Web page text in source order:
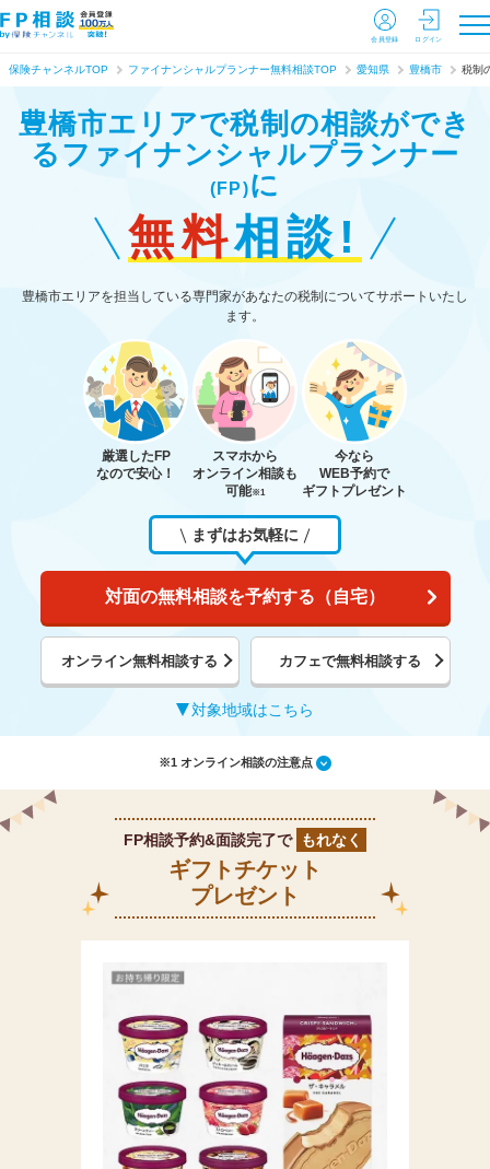
会員登録 ログイン
保険チャンネルTOP ファイナンシャルプランナー無料相談TOP 愛知県 豊橋市 税制
豊橋市エリアで税制の相談ができ
る ファイナンシャルプランナー
(FP)に
無料相談!
豊橋市エリアを担当している専門家があなたの税制についてサポートいたし
ます。
厳選したFP
なので安心！
スマホから
オンライン相談も
可能※1
今なら
WEB予約で
ギフトプレゼント
まずはお気軽に
対面の無料相談を予約する（自宅）
オンライン無料相談する カフェで無料相談する
対象地域はこちら
※1 オンライン相談の注意点
FP相談予約&面談完了で もれなく
ギフトチケット
プレゼント